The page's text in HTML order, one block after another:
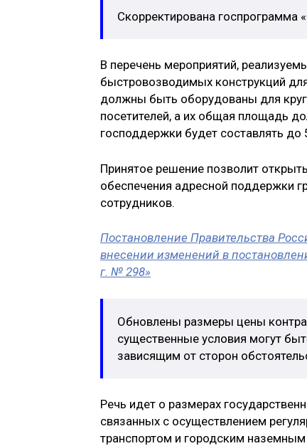
Скорректирована госпрограмма
В перечень мероприятий,
быстровозводимых конструкций
должны быть оборудованы для
посетителей, а их общая площадь
господдержки будет составлять до
Принятое решение позволит
обеспечения адресной поддержки
сотрудников.
Постановление Правительства
внесении изменений в
г. № 298»
Обновлены размеры цены
существенные условия могут
зависящим от сторон
Речь идет о размерах
связанных с осуществлением
транспортом и городским